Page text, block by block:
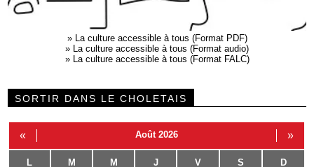
»
La culture accessible à tous (Format PDF)
»
La culture accessible à tous (Format audio)
»
La culture accessible à tous (Format FALC)
SORTIR DANS LE CHOLETAIS
« Août 2026 »
L M M J V S D